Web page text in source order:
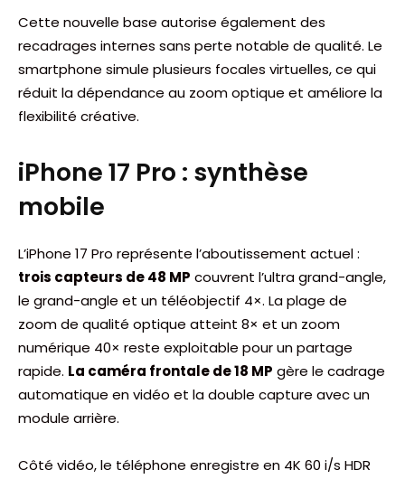
Cette nouvelle base autorise également des
recadrages internes sans perte notable de qualité. Le
smartphone simule plusieurs focales virtuelles, ce qui
réduit la dépendance au zoom optique et améliore la
flexibilité créative.
iPhone 17 Pro : synthèse
mobile
L’iPhone 17 Pro représente l’aboutissement actuel :
trois capteurs de 48 MP couvrent l’ultra grand-angle,
le grand-angle et un téléobjectif 4×. La plage de
zoom de qualité optique atteint 8× et un zoom
numérique 40× reste exploitable pour un partage
rapide. La caméra frontale de 18 MP gère le cadrage
automatique en vidéo et la double capture avec un
module arrière.
Côté vidéo, le téléphone enregistre en 4K 60 i/s HDR